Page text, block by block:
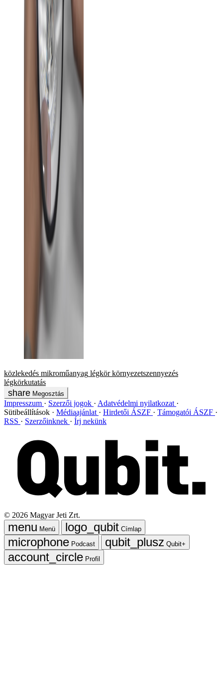
közlekedés mikroműanyag légkör környezetszennyezés
légkörkutatás
Megosztás
Impresszum Szerzői jogok
Adatvédelmi nyilatkozat
Sütibeállítások
Médiaajánlat Hirdetői ÁSZF
Támogatói ÁSZF
RSS
Szerzőinknek Írj nekünk
© 2026 Magyar Jeti Zrt.
Menü
Címlap
Podcast
Qubit+
Profil